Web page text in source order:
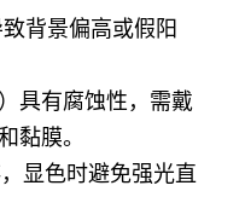
背景偏高或假阳
具有腐蚀性，需戴
黏膜。
显色时避免强光直